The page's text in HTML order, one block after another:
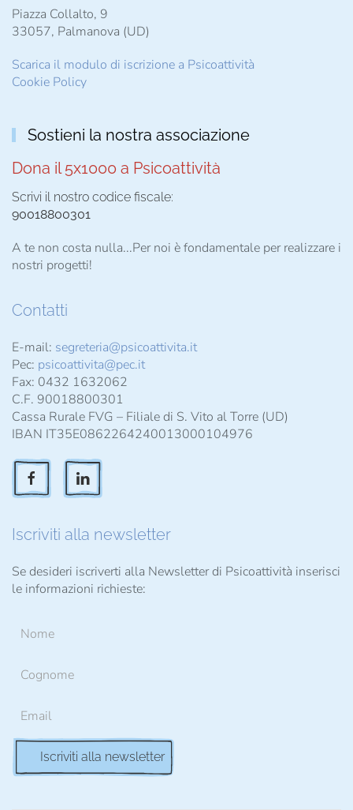
Piazza Collalto, 9
33057, Palmanova (UD)
Scarica il modulo di iscrizione a Psicoattività
Cookie Policy
Sostieni la nostra associazione
Dona il 5x1000 a Psicoattività
Scrivi il nostro codice fiscale:
90018800301
A te non costa nulla...Per noi è fondamentale per realizzare i
nostri progetti!
Contatti
E-mail: segreteria@psicoattivita.it
Pec: psicoattivita@pec.it
Fax: 0432 1632062
C.F. 90018800301
Cassa Rurale FVG – Filiale di S. Vito al Torre (UD)
IBAN IT35E0862264240013000104976
Iscriviti alla newsletter
Se desideri iscriverti alla Newsletter di Psicoattività inserisci
le informazioni richieste: